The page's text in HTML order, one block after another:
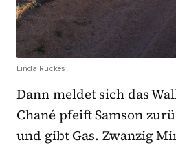
Linda Ruckes
Dann meldet sich das
Chané pfeift Samson
und gibt Gas. Zwanzig